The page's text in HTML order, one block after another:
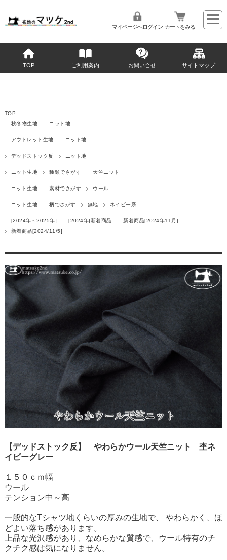
マイページへログイン カートをみる
TOP ご利用案内 お問い合せ サイトマップ
TOP
秋冬物生地
ニット地
アウトレット生地 ニット地
デッドストック反 ニット地
ニット生地 種類でさがす 天竺ニット
ニット生地 素材でさがす ウール
ニット生地 柄でさがす 無地 ネイビー系
[2024年～2025年] [2024年]新着商品
新着商品[2024年11月]
新着商品[2024/11/5]
【デッドストック反】 やわらかウール天竺ニット 杢ネ
イビーグレー
１５０ｃｍ幅
ウール
テンション中～高
一般的なTシャツ地くらいの厚みの生地で、 やわらかく、ほ
どよい落ち感があります。
上品な光沢感があり、なめらかな質感で、ウール特有のチ
クチク感は気になりません。